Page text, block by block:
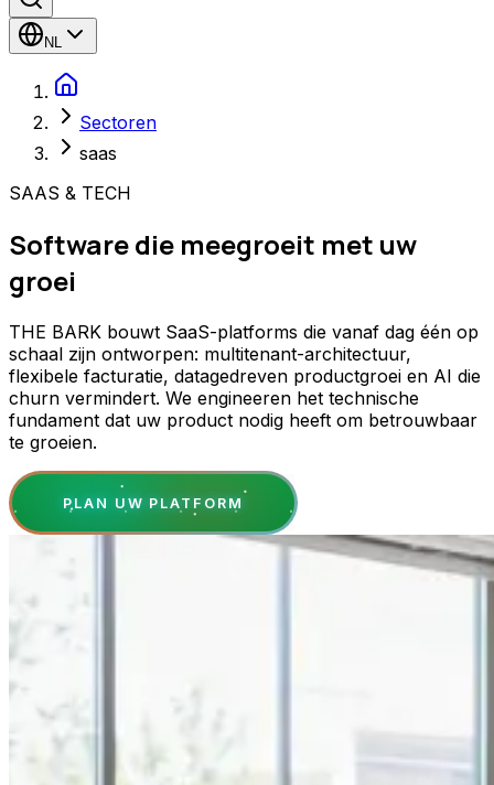
NL
Sectoren
saas
SAAS & TECH
Software die meegroeit met uw
groei
THE BARK bouwt SaaS-platforms die vanaf dag één op
schaal zijn ontworpen: multitenant-architectuur,
flexibele facturatie, datagedreven productgroei en AI die
churn vermindert. We engineeren het technische
fundament dat uw product nodig heeft om betrouwbaar
te groeien.
PLAN UW PLATFORM